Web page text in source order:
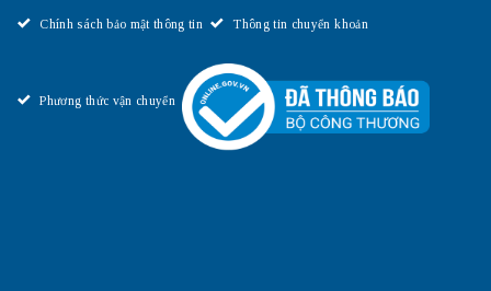
Chính sách bảo mật thông tin Thông tin chuyển khoản
Phương thức vận chuyển